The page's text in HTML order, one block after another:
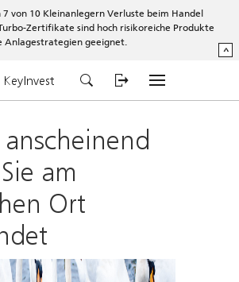
von 10 Kleinanlegern Verluste beim Handel
Zertifikate sind hoch risikoreiche Produkte
Anlagestrategien geeignet.
^
KeyInvest
anscheinend
am
Ort